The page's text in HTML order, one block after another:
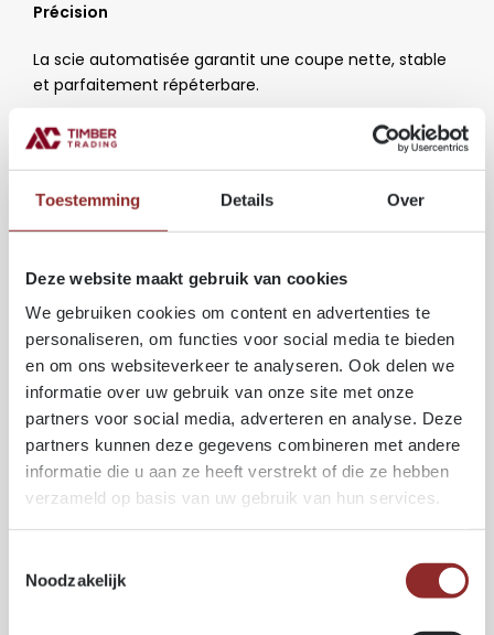
Toestemming Details Over
Deze website maakt gebruik van cookies
We gebruiken cookies om content en advertenties te
personaliseren, om functies voor social media te bieden
en om ons websiteverkeer te analyseren. Ook delen we
informatie over uw gebruik van onze site met onze
partners voor social media, adverteren en analyse. Deze
partners kunnen deze gegevens combineren met andere
informatie die u aan ze heeft verstrekt of die ze hebben
verzameld op basis van uw gebruik van hun services.
Noodzakelijk
Précision
La scie automatisée garantit une coupe nette, stable
et parfaitement répéterbare.
Efficacité
fiable.
chutes.
Flexibilité
Compatible avec un large éventail de bois massifs et
de panneaux.
Un partenaire polyvalent
coupe à longueur